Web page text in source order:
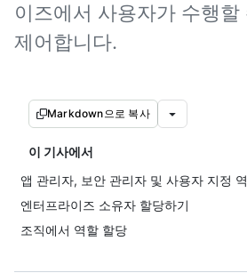
이즈에서 사용자가 수행할
제어합니다.
Markdown으로 복사
이 기사에서
앱 관리자, 보안 관리자 및 사용자 지정
엔터프라이즈 소유자 할당하기
조직에서 역할 할당